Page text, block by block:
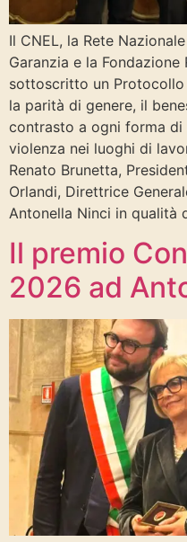
Il CNEL, la Rete
Garanzia e la
sottoscritto un Protocollo
la parità di genere, il
contrasto a ogni forma di
violenza nei luoghi di
Renato Brunetta,
Orlandi, Direttrice
Antonella Ninci in qualità
Il premio
2026 ad